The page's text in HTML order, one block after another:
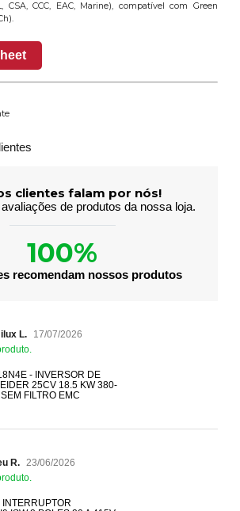
CSA, CCC, EAC, Marine), compatível com Green
clientes falam por nós!
de produtos da nossa loja.
100%
recomendam nossos produtos
L.
17/07/2026
- INVERSOR DE
25CV 18.5 KW 380-
FILTRO EMC
R. 23/06/2026